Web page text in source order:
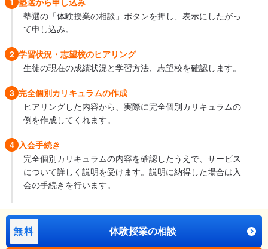
塾選の「体験授業の相談」ボタンを押し、表示にしたがっ
て申し込み。
2 学習状況・志望校のヒアリング
生徒の現在の成績状況と学習方法、志望校を確認します。
3 完全個別カリキュラムの作成
ヒアリングした内容から、実際に完全個別カリキュラムの
例を作成してくれます。
4 入会手続き
完全個別カリキュラムの内容を確認したうえで、サービス
について詳しく説明を受けます。説明に納得した場合は入
会の手続きを行います。
無料 体験授業の相談